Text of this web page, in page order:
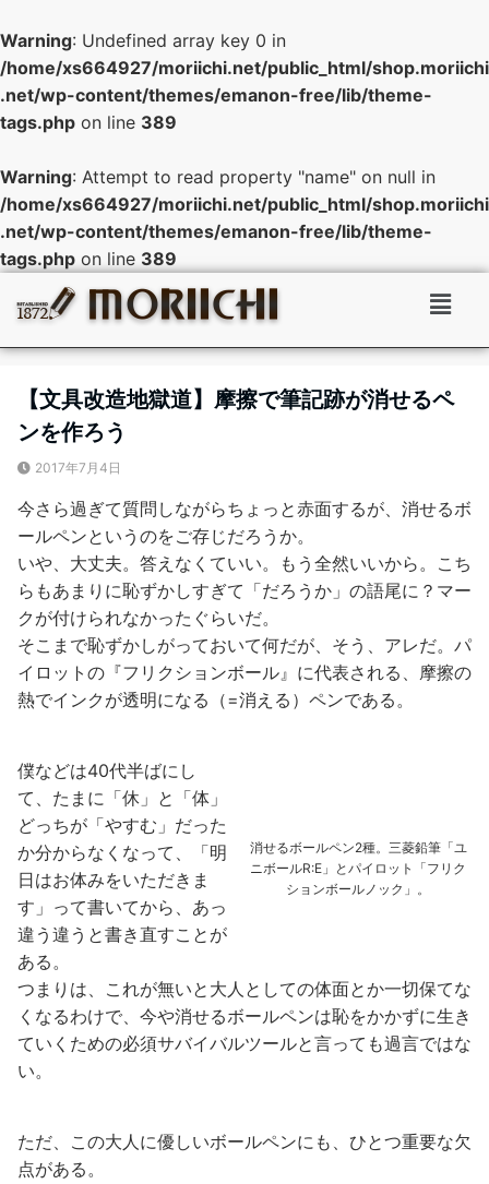
Warning: Undefined array key 0 in
/home/xs664927/moriichi.net/public_html/shop.moriichi
.net/wp-content/themes/emanon-free/lib/theme-
tags.php on line 389
Warning: Attempt to read property "name" on null in
/home/xs664927/moriichi.net/public_html/shop.moriichi
.net/wp-content/themes/emanon-free/lib/theme-
tags.php on line 389
【文具改造地獄道】摩擦で筆記跡が消せるペ
ンを作ろう
2017年7月4日
今さら過ぎて質問しながらちょっと赤面するが、消せるボ
ールペンというのをご存じだろうか。
いや、大丈夫。答えなくていい。もう全然いいから。こち
らもあまりに恥ずかしすぎて「だろうか」の語尾に？マー
クが付けられなかったぐらいだ。
そこまで恥ずかしがっておいて何だが、そう、アレだ。パ
イロットの『フリクションボール』に代表される、摩擦の
熱でインクが透明になる（=消える）ペンである。
消せるボールペン2種。三菱鉛筆「ユ
ニボールR:E」とパイロット「フリク
ションボールノック」。
僕などは40代半ばにし
て、たまに「休」と「体」
どっちが「やすむ」だった
か分からなくなって、「明
日はお体みをいただきま
す」って書いてから、あっ
違う違うと書き直すことが
ある。
つまりは、これが無いと大人としての体面とか一切保てな
くなるわけで、今や消せるボールペンは恥をかかずに生き
ていくための必須サバイバルツールと言っても過言ではな
い。
ただ、この大人に優しいボールペンにも、ひとつ重要な欠
点がある。